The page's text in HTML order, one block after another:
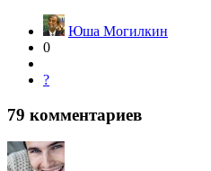
Юша Могилкин
0
?
79 комментариев